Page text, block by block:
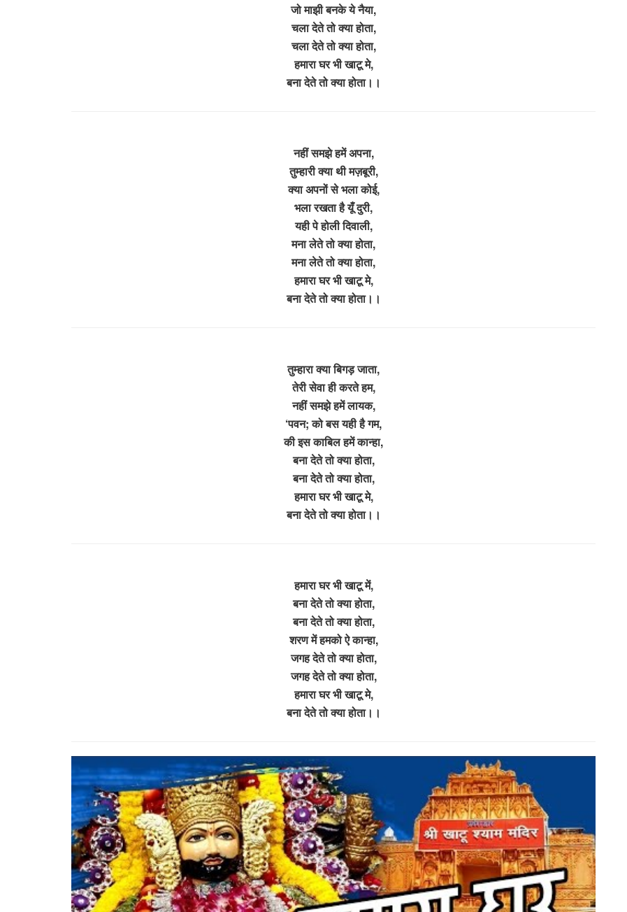
जो माझी बनके ये नैया,
चला देते तो क्या होता,
चला देते तो क्या होता,
हमारा घर भी खाटू मे,
बना देते तो क्या होता।।
नहीं समझे हमें अपना,
तुम्हारी क्या थी मज़बूरी,
क्या अपनों से भला कोई,
भला रखता है यूँ दुरी,
यही पे होली दिवाली,
मना लेते तो क्या होता,
मना लेते तो क्या होता,
हमारा घर भी खाटू मे,
बना देते तो क्या होता।।
तुम्हारा क्या बिगड़ जाता,
तेरी सेवा ही करते हम,
नहीं समझे हमें लायक,
‘पवन; को बस यही है गम,
की इस काबिल हमें कान्हा,
बना देते तो क्या होता,
बना देते तो क्या होता,
हमारा घर भी खाटू मे,
बना देते तो क्या होता।।
हमारा घर भी खाटू में,
बना देते तो क्या होता,
बना देते तो क्या होता,
शरण में हमको ऐ कान्हा,
जगह देते तो क्या होता,
जगह देते तो क्या होता,
हमारा घर भी खाटू मे,
बना देते तो क्या होता।।